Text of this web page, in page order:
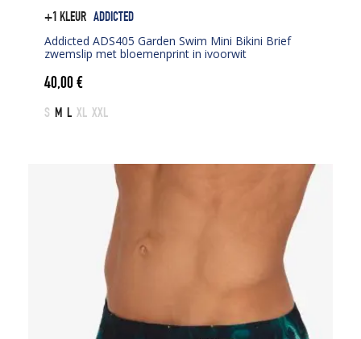
+1 KLEUR ADDICTED
Addicted ADS405 Garden Swim Mini Bikini Brief
zwemslip met bloemenprint in ivoorwit
40,00€
S M L XL XXL